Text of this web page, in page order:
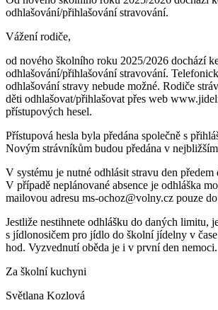
odhlašování/přihlašování stravování.
Vážení rodiče,
od nového školního roku 2025/2026 dochází
odhlašování/přihlašování stravování.
odhlašování stravy nebude možné. Rodiče
děti odhlašovat/přihlašovat přes web
přístupových hesel.
Přístupová hesla byla předána společně s
Novým strávníkům budou předána v
V systému je nutné odhlásit stravu den předem
V případě neplánované absence je odhláška
mailovou adresu ms-ochoz@volny.cz pouze
Jestliže nestihnete odhlášku do daných limitu,
s jídlonosičem pro jídlo do školní jídelny v
hod. Vyzvednutí oběda je i v první den nemoci.
Za školní kuchyni
Světlana Kozlová